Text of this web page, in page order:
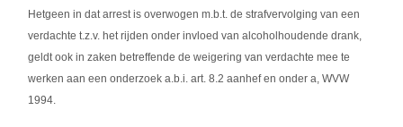
Hetgeen in dat arrest is overwogen m.b.t. de strafvervolging van een
verdachte t.z.v. het rijden onder invloed van alcoholhoudende drank,
geldt ook in zaken betreffende de weigering van verdachte mee te
werken aan een onderzoek a.b.i. art. 8.2 aanhef en onder a, WVW
1994.